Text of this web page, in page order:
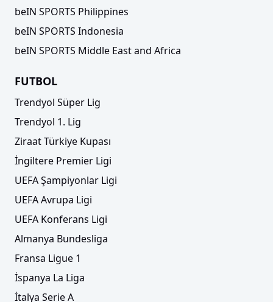
beIN SPORTS Philippines
beIN SPORTS Indonesia
beIN SPORTS Middle East and Africa
FUTBOL
Trendyol Süper Lig
Trendyol 1. Lig
Ziraat Türkiye Kupası
İngiltere Premier Ligi
UEFA Şampiyonlar Ligi
UEFA Avrupa Ligi
UEFA Konferans Ligi
Almanya Bundesliga
Fransa Ligue 1
İspanya La Liga
İtalya Serie A